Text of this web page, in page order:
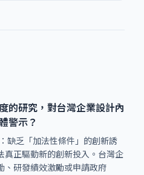
的研究，對台灣企業設計內
警示？
缺乏「加法性條件」的創新誘
真正驅動新的創新投入。台灣企
、研發績效激勵或申請政府